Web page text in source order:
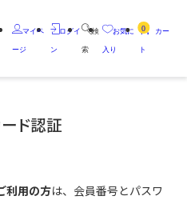
マイペ
ージ
ログイ
ン
検
索
お気に
入り
0 カー
ト
ド認証
利用の方は、会員番号とパスワ